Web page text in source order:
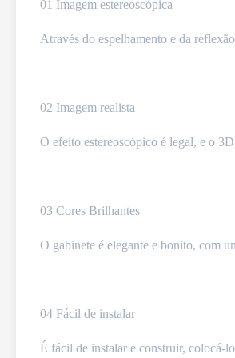
01 Imagem estereoscópica
Através do espelhamento e da
02 Imagem realista
O efeito estereoscópico é legal, e o
03 Cores Brilhantes
O gabinete é elegante e bonito, com
04 Fácil de instalar
É fácil de instalar e construir, colocá-